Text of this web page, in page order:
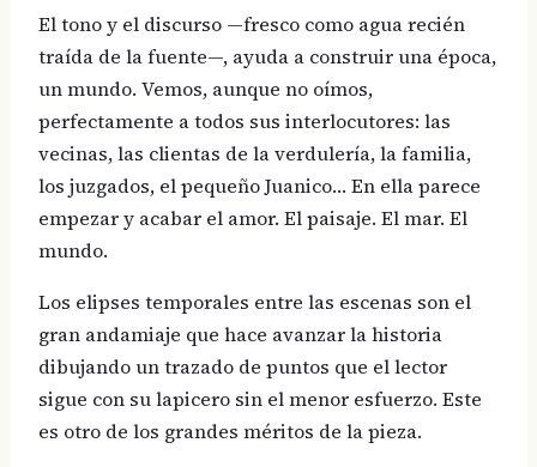
El tono y el discurso —fresco como agua recién
traída de la fuente—, ayuda a construir una época,
un mundo. Vemos, aunque no oímos,
perfectamente a todos sus interlocutores: las
vecinas, las clientas de la verdulería, la familia,
los juzgados, el pequeño Juanico… En ella parece
empezar y acabar el amor. El paisaje. El mar. El
mundo.
Los elipses temporales entre las escenas son el
gran andamiaje que hace avanzar la historia
dibujando un trazado de puntos que el lector
sigue con su lapicero sin el menor esfuerzo. Este
es otro de los grandes méritos de la pieza.